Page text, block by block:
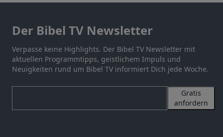
Der Bibel TV Newsletter
Verpasse keine Highlights. Der Bibel TV Newsletter mit
aktuellen Programmtipps, geistlichem Impuls und
Neuigkeiten rund um Bibel TV informiert Dich jede Woche.
Gratis
anfordern